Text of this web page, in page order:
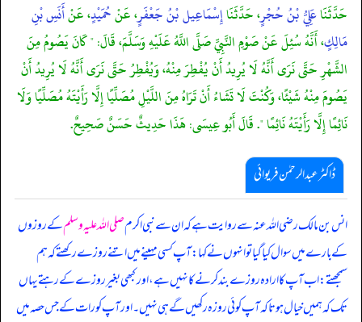
حَدَّثَنَاعَلِيُّ بْنُ حُجْرٍ، حَدَّثَنَاإِسْمَاعِيل بْنُ جَعْفَرٍ، عَنْحُمَيْدٍ، عَنْأَنَسِ بْنِ
مَالِكٍ، أَنَّهُ سُئِلَ عَنْ صَوْمِ النَّبِيِّ صَلَّى اللَّهُ عَلَيْهِ وَسَلَّمَ، قَالَ: " كَانَ يَصُومُ مِنَ
الشَّهْرِ حَتَّى نَرَى أَنَّهُ لَا يُرِيدُ أَنْ يُفْطِرَ مِنْهُ، وَيُفْطِرُ حَتَّى نَرَى أَنَّهُ لَا يُرِيدُ أَنْ
يَصُومَ مِنْهُ شَيْئًا، وَكُنْتَ لَا تَشَاءُ أَنْ تَرَاهُ مِنَ اللَّيْلِ مُصَلِّيًا إِلَّا رَأَيْتَهُ مُصَلِّيًا وَلَا
نَائِمًا إِلَّا رَأَيْتَهُ نَائِمًا ". قَالَ أَبُو عِيسَى: هَذَا حَدِيثٌ حَسَنٌ صَحِيحٌ.
ڈاکٹر عبدالرحمٰن فریوائی
انس بن مالک رضی الله عنہ سے روایت ہے کہان سے نبی اکرمصلی اللہ علیہ وسلمکے روزوں
کے بارے میں سوال کیا گیا تو انہوں نے کہا: آپ کسی مہینے میں اتنے روزے رکھتے کہ ہم
سمجھتے: اب آپ کا ارادہ روزے بند کرنے کا نہیں ہے، اور کبھی بغیر روزے کے رہتے یہاں
تک کہ ہمیں خیال ہوتا کہ آپ کوئی روزہ رکھیں گے ہی نہیں۔ اور آپ کو رات کے جس حصہ میں